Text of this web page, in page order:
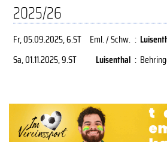
2025/26
Fr, 05.09.2025, 6.ST Eml. / Schw. :
Sa, 01.11.2025, 9.ST Luisenthal :